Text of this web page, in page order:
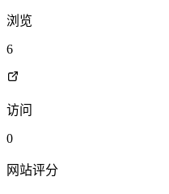
浏览
6
访问
0
网站评分